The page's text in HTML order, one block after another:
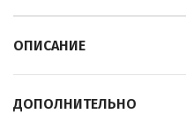
ОПИСАНИЕ
ДОПОЛНИТЕЛЬНО